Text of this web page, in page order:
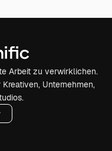
Arbeit zu verwirklichen.
Unternehmen,